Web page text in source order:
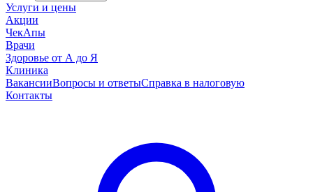
Услуги и цены
Акции
ЧекАпы
Врачи
Здоровье от А до Я
Клиника
ВакансииВопросы и ответыСправка в налоговую
Контакты